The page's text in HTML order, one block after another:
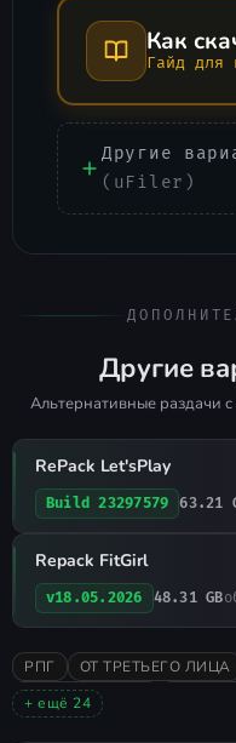
Как
Гайд для
Другие
(uFiler)
Другие
Альтернативные раздачи
RePack Let'sРlay
Build 23297579 63.21
Repack FitGirl
v18.05.2026 48.31 GB
РПГ ОТ ТРЕТЬЕГО ЛИЦА
ПРИКЛЮЧЕНИЯ
+ ещё 24